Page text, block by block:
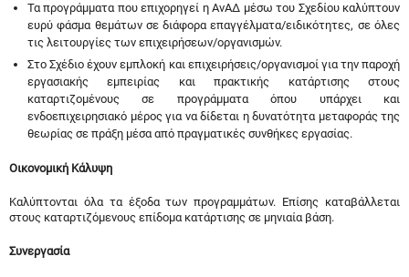
Τα προγράμματα που επιχορηγεί η ΑνΑΔ μέσω του Σχεδίου καλύπτουν
ευρύ φάσμα θεμάτων σε διάφορα επαγγέλματα/ειδικότητες, σε όλες
τις λειτουργίες των επιχειρήσεων/οργανισμών.
Στο Σχέδιο έχουν εμπλοκή και επιχειρήσεις/οργανισμοί για την παροχή
εργασιακής εμπειρίας και πρακτικής κατάρτισης στους
καταρτιζομένους σε προγράμματα όπου υπάρχει και
ενδοεπιχειρησιακό μέρος για να δίδεται η δυνατότητα μεταφοράς της
θεωρίας σε πράξη μέσα από πραγματικές συνθήκες εργασίας.
Οικονομική Κάλυψη
Καλύπτονται όλα τα έξοδα των προγραμμάτων. Επίσης καταβάλλεται
στους καταρτιζόμενους επίδομα κατάρτισης σε μηνιαία βάση.
Συνεργασία